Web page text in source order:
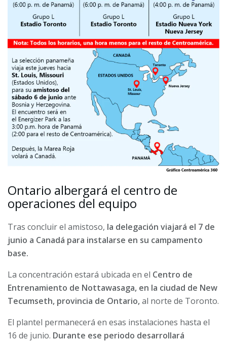
Ontario albergará el centro de
operaciones del equipo
Tras concluir el amistoso, la delegación viajará el 7 de
junio a Canadá para instalarse en su campamento
base.
La concentración estará ubicada en el Centro de
Entrenamiento de Nottawasaga, en la ciudad de New
Tecumseth, provincia de Ontario,al norte de Toronto.
El plantel permanecerá en esas instalaciones hasta el
16 de junio. Durante ese periodo desarrollará